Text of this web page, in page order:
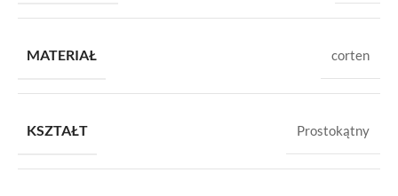
MATERIAŁ corten
KSZTAŁT Prostokątny